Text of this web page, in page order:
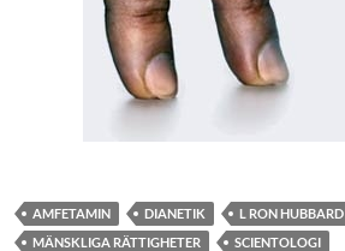
AMFETAMIN DIANETIK
L RON HUBBARD
MÄNSKLIGA RÄTTIGHETER
SCIENTOLOGI